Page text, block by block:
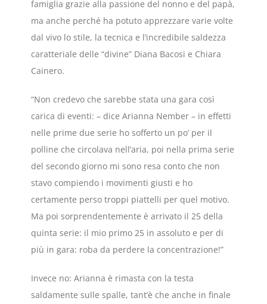
famiglia grazie alla passione del nonno e del papà,
ma anche perché ha potuto apprezzare varie volte
dal vivo lo stile, la tecnica e l’incredibile saldezza
caratteriale delle “divine” Diana Bacosi e Chiara
Cainero.
“Non credevo che sarebbe stata una gara così
carica di eventi: – dice Arianna Nember – in effetti
nelle prime due serie ho sofferto un po’ per il
polline che circolava nell’aria, poi nella prima serie
del secondo giorno mi sono resa conto che non
stavo compiendo i movimenti giusti e ho
certamente perso troppi piattelli per quel motivo.
Ma poi sorprendentemente è arrivato il 25 della
quinta serie: il mio primo 25 in assoluto e per di
più in gara: roba da perdere la concentrazione!”
Invece no: Arianna è rimasta con la testa
saldamente sulle spalle, tant’è che anche in finale